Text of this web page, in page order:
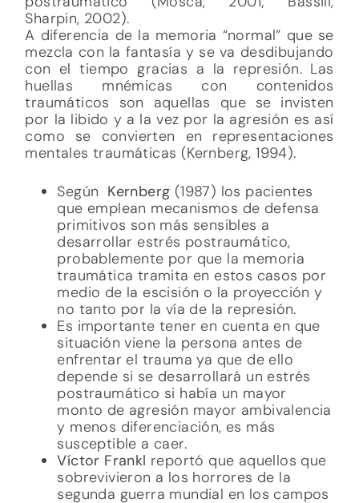
Sharpin, 2002).
A diferencia de la memoria “normal” que se
mezcla con la fantasía y se va desdibujando
con el tiempo gracias a la represión. Las
huellas mnémicas con contenidos
traumáticos son aquellas que se invisten
por la libido y a la vez por la agresión es así
como se convierten en representaciones
mentales traumáticas (Kernberg, 1994).
Según Kernberg (1987) los pacientes
que emplean mecanismos de defensa
primitivos son más sensibles a
desarrollar estrés postraumático,
probablemente por que la memoria
traumática tramita en estos casos por
medio de la escisión o la proyección y
no tanto por la vía de la represión.
Es importante tener en cuenta en que
situación viene la persona antes de
enfrentar el trauma ya que de ello
depende si se desarrollará un estrés
postraumático si había un mayor
monto de agresión mayor ambivalencia
y menos diferenciación, es más
susceptible a caer.
Víctor Frankl reportó que aquellos que
sobrevivieron a los horrores de la
segunda guerra mundial en los campos